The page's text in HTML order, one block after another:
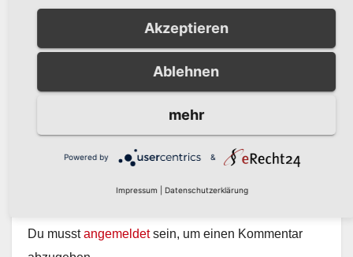
Einbruch in Musterhaus in
Arnsberg-Niedereimer:
Polizei sucht Zeugen
Schreibe einen Kommentar
Du musstangemeldetsein, um einen Kommentar
Akzeptieren
Ablehnen
mehr
Powered by &
Impressum Datenschutzerklärung